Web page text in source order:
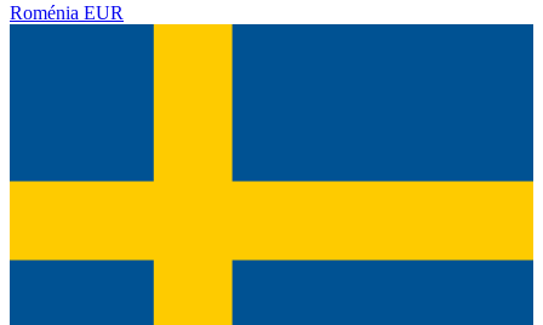
Roménia EUR